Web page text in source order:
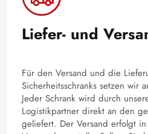
Liefer- und
Für den Versand und die
Sicherheitsschranks setzen wir
Jeder Schrank wird durch
Logistikpartner direkt an den
geliefert. Der Versand erfolgt